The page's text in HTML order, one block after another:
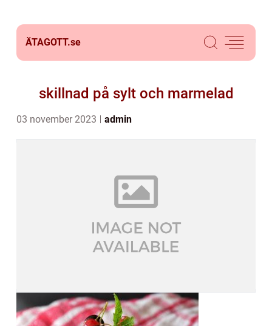
ÄTAGOTT.se
skillnad på sylt och marmelad
03 november 2023 admin